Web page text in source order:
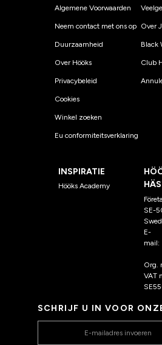
Algemene Voorwaarden
Neem contact met ons op
Duurzaamheid
Over Hööks
Privacybeleid
Cookies
Winkel zoeken
Eu conformiteitsverklaring
Over
Black
Club
INSPIRATIE
Hööks Academy
SE-
E-
mail:
Org.
VAT
SCHRIJF U IN VOOR